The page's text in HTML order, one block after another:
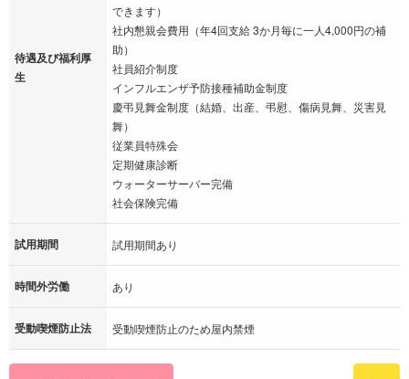
待遇及び福利厚
生
できます）
社内懇親会費用（年4回支給 3か月毎に一人4,000円の補
助）
社員紹介制度
インフルエンザ予防接種補助金制度
慶弔見舞金制度（結婚、出産、弔慰、傷病見舞、災害見
舞）
従業員特殊会
定期健康診断
ウォーターサーバー完備
社会保険完備
試用期間 試用期間あり
時間外労働 あり
受動喫煙防止法 受動喫煙防止のため屋内禁煙